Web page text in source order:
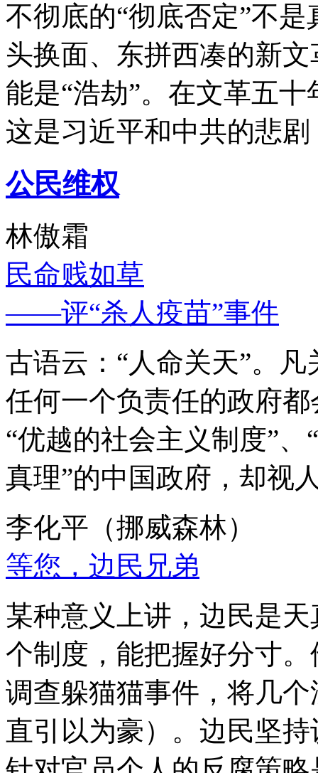
不彻底的“彻底否定”不
头换面、东拼西凑的新
能是“浩劫”。在文革五
这是习近平和中共的悲
公民维权
林傲霜
民命贱如草
——评“杀人疫苗”事件
古语云：“人命关天”。
任何一个负责任的政府
“优越的社会主义制度”
真理”的中国政府，却视
李化平（挪威森林）
等您，边民兄弟
某种意义上讲，边民是
个制度，能把握好分寸
调查躲猫猫事件，将几
直引以为豪）。边民坚